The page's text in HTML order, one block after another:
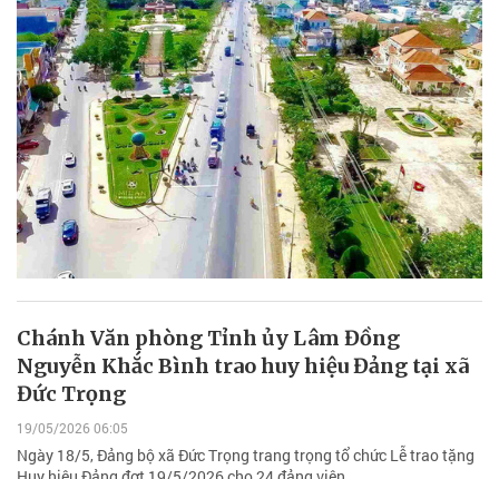
Chánh Văn phòng Tỉnh ủy Lâm Đồng
Nguyễn Khắc Bình trao huy hiệu Đảng tại xã
Đức Trọng
19/05/2026 06:05
Ngày 18/5, Đảng bộ xã Đức Trọng trang trọng tổ chức Lễ trao tặng